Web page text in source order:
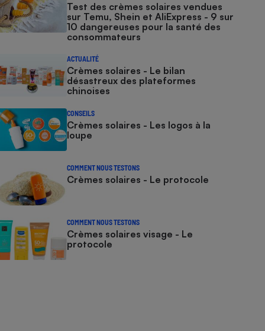
Test des crèmes solaires vendues
sur Temu, Shein et AliExpress - 9 sur
10 dangereuses pour la santé des
consommateurs
ACTUALITÉ
Crèmes solaires - Le bilan
désastreux des plateformes
chinoises
CONSEILS
Crèmes solaires - Les logos à la
loupe
COMMENT NOUS TESTONS
Crèmes solaires - Le protocole
COMMENT NOUS TESTONS
Crèmes solaires visage - Le
protocole